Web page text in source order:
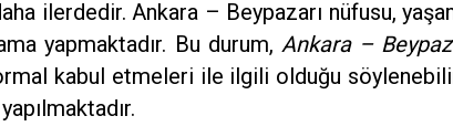
ilerdedir. Ankara – Beypazarı nüfusu,
yapmaktadır. Bu durum, Ankara –
kabul etmeleri ile ilgili olduğu